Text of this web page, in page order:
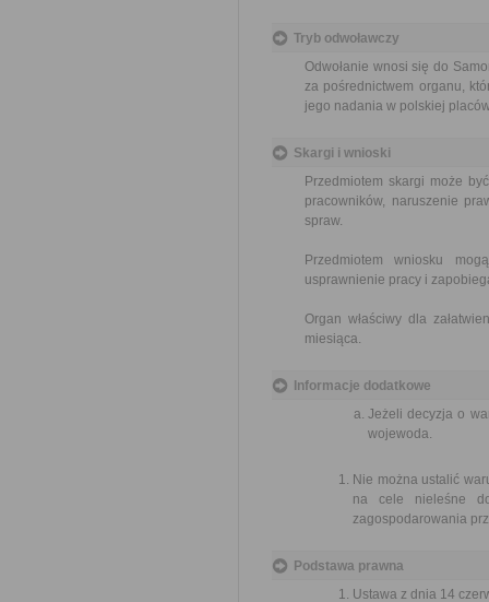
Tryb odwoławczy
Odwołanie wnosi się do
za pośrednictwem organu,
jego nadania w polskiej
Skargi i wnioski
Przedmiotem skargi może
pracowników, naruszenie
spraw.
Przedmiotem wniosku
usprawnienie pracy i
Organ właściwy dla
miesiąca.
Informacje dodatkowe
Jeżeli decyzja o
wojewoda.
Nie można ustalić
na cele nieleśne
zagospodarowania
Podstawa prawna
Ustawa z dnia 14